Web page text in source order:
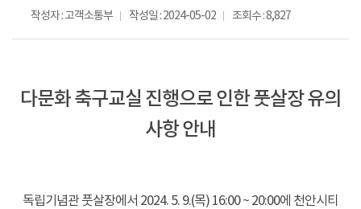
작성자 : 고객소통부 작성일 : 2024-05-02 조회수 : 8,827
다문화 축구교실 진행으로 인한 풋살장 유의
사항 안내
독립기념관 풋살장에서 2024. 5. 9.(목) 16:00 ~ 20:00에 천안시티